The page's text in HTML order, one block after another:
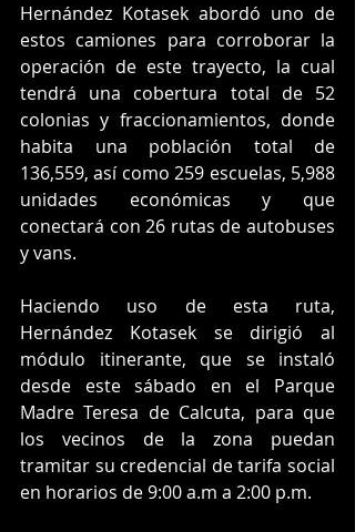
Hernández Kotasek abordó uno de
estos camiones para corroborar la
operación de este trayecto, la cual
tendrá una cobertura total de 52
colonias y fraccionamientos, donde
habita una población total de
136,559, así como 259 escuelas, 5,988
unidades económicas y que
conectará con 26 rutas de autobuses
y vans.
Haciendo uso de esta ruta,
Hernández Kotasek se dirigió al
módulo itinerante, que se instaló
desde este sábado en el Parque
Madre Teresa de Calcuta, para que
los vecinos de la zona puedan
tramitar su credencial de tarifa social
en horarios de 9:00 a.m a 2:00 p.m.